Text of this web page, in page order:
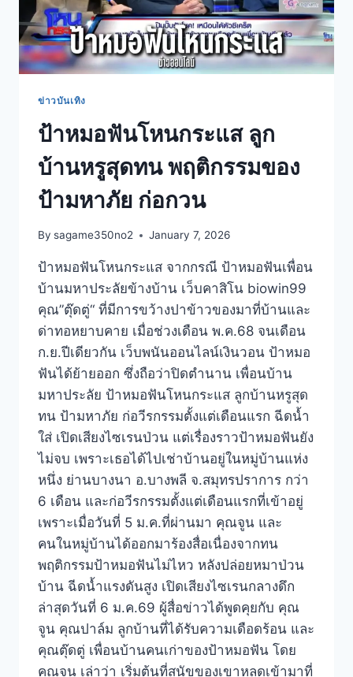
ข่าวบันเทิง
ป้าหมอฟันโหนกระแส ลูก
บ้านหรูสุดทน พฤติกรรมของ
ป้ามหาภัย ก่อกวน
By sagame350no2 January 7, 2026
ป้าหมอฟันโหนกระแส จากกรณี ป้าหมอฟันเพื่อน
บ้านมหาประลัยข้างบ้าน เว็บคาสิโน biowin99
คุณ”ตุ๊ดตู่“ ที่มีการขว้างปาข้าวของมาที่บ้านและ
ด่าทอหยาบคาย เมื่อช่วงเดือน พ.ค.68 จนเดือน
ก.ย.ปีเดียวกัน เว็บพนันออนไลน์เงินวอน ป้าหมอ
ฟันได้ย้ายออก ซึ่งถือว่าปิดตำนาน เพื่อนบ้าน
มหาประลัย ป้าหมอฟันโหนกระแส ลูกบ้านหรูสุด
ทน ป้ามหาภัย ก่อวีรกรรมตั้งแต่เดือนแรก ฉีดน้ำ
ใส่ เปิดเสียงไซเรนป่วน แต่เรื่องราวป้าหมอฟันยัง
ไม่จบ เพราะเธอได้ไปเช่าบ้านอยู่ในหมู่บ้านแห่ง
หนึ่ง ย่านบางนา อ.บางพลี จ.สมุทรปราการ กว่า
6 เดือน และก่อวีรกรรมตั้งแต่เดือนแรกที่เข้าอยู่
เพราะเมื่อวันที่ 5 ม.ค.ที่ผ่านมา คุณจูน และ
คนในหมู่บ้านได้ออกมาร้องสื่อเนื่องจากทน
พฤติกรรมป้าหมอฟันไม่ไหว หลังปล่อยหมาป่วน
บ้าน ฉีดน้ำแรงดันสูง เปิดเสียงไซเรนกลางดึก
ล่าสุดวันที่ 6 ม.ค.69 ผู้สื่อข่าวได้พูดคุยกับ คุณ
จูน คุณปาล์ม ลูกบ้านที่ได้รับความเดือดร้อน และ
คุณตุ๊ดตู่ เพื่อนบ้านคนเก่าของป้าหมอฟัน โดย
คุณจูน เล่าว่า เริ่มต้นที่สุนัขของเขาหลุดเข้ามาที่